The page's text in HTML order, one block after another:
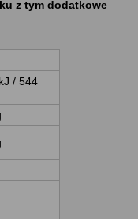
z tym dodatkowe
/ 544